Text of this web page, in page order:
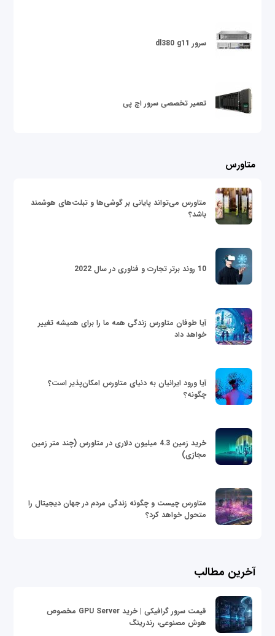
سرور dl380 g11
تعمیر تخصصی سرور اچ پی
متاورس
متاورس می‌تواند پایانی بر گوشی‌ها و تبلت‌های هوشمند
باشد؟
10 روند برتر تجارت و فناوری در سال 2022
آیا طوفان متاورس زندگی همه ما را برای همیشه تغییر
خواهد داد
آیا ورود ایرانیان به دنیای متاورس امکان‌پذیر است؟
چگونه؟
خرید زمین 4.3 میلیون دلاری در متاورس (چند متر زمین
مجازی)
متاورس چیست و چگونه زندگی مردم در جهان دیجیتال را
متحول خواهد کرد؟
آخرین مطالب
قیمت سرور گرافیکی | خرید GPU Server مخصوص
هوش مصنوعی، رندرینگ